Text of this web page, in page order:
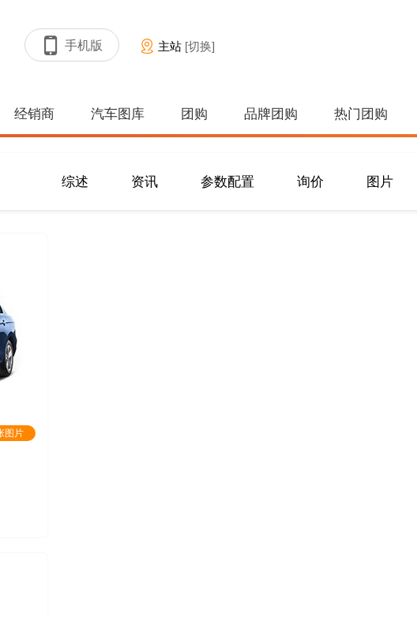
手机版 主站 [切换]
经销商 汽车图库 团购 品牌团购 热门团购
综述 资讯 参数配置 询价 图片
图片